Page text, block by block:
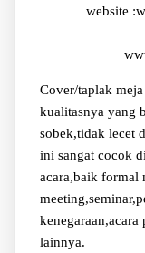
website
Cover/taplak
kualitasnya yang
sobek,tidak lecet
ini sangat cocok
acara,baik formal
kenegaraan,acara
lainnya.